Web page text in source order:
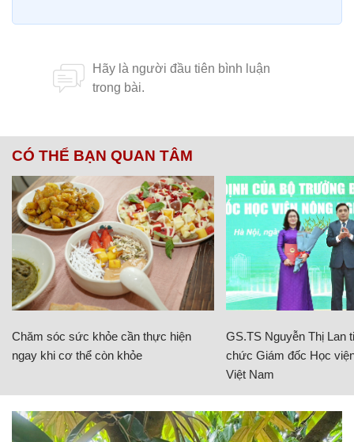
CÓ THỂ BẠN QUAN TÂM
Chăm sóc sức khỏe cần thực hiện
ngay khi cơ thể còn khỏe
GS.TS Nguyễn Thị Lan
chức Giám đốc Học
Việt Nam